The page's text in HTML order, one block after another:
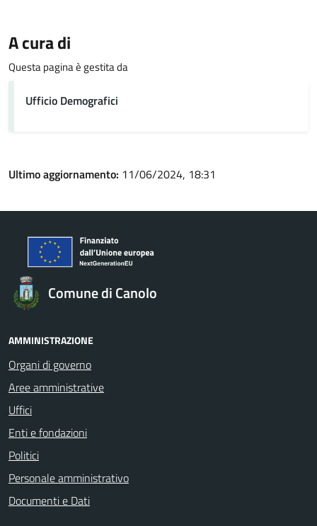
A cura di
Questa pagina è gestita da
Ufficio Demografici
Ultimo aggiornamento: 11/06/2024, 18:31
Comune di Canolo
AMMINISTRAZIONE
Organi di governo
Aree amministrative
Uffici
Enti e fondazioni
Politici
Personale amministrativo
Documenti e Dati